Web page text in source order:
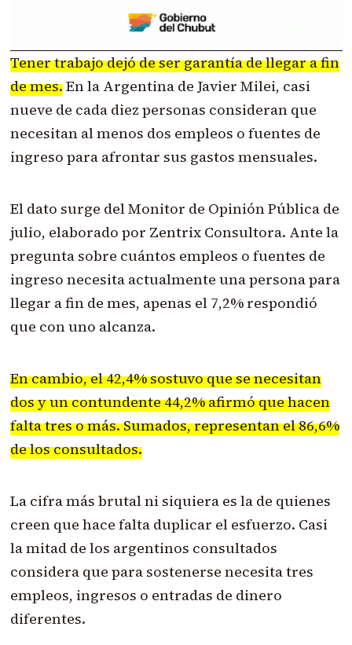
Tener trabajo dejó de ser garantía de llegar a fin
de mes.En la Argentina de Javier Milei, casi
nueve de cada diez personas consideran que
necesitan al menos dos empleos o fuentes de
ingreso para afrontar sus gastos mensuales.
El dato surge del Monitor de Opinión Pública de
julio, elaborado por Zentrix Consultora. Ante la
pregunta sobre cuántos empleos o fuentes de
ingreso necesita actualmente una persona para
llegar a fin de mes, apenas el 7,2% respondió
que con uno alcanza.
En cambio, el 42,4% sostuvo que se necesitan
dos y un contundente 44,2% afirmó que hacen
falta tres o más. Sumados, representan el 86,6%
de los consultados.
La cifra más brutal ni siquiera es la de quienes
creen que hace falta duplicar el esfuerzo. Casi
la mitad de los argentinos consultados
considera que para sostenerse necesita tres
empleos, ingresos o entradas de dinero
diferentes.